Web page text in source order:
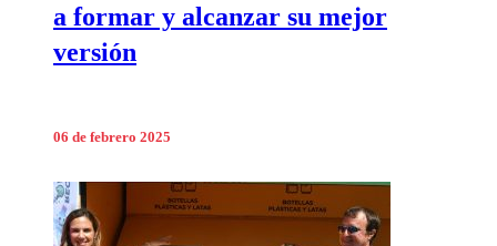
a formar y alcanzar su mejor
versión
06 de febrero 2025